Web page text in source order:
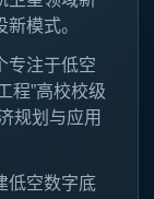
模式。
专注于低空
程”高校校级
规划与应用
低空数字底